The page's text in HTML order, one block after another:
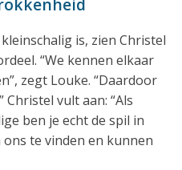
is, zien Christel
“We kennen elkaar
zegt Louke. “Daardoor
Christel vult aan: “Als
ben je echt de spil in
te vinden en kunnen